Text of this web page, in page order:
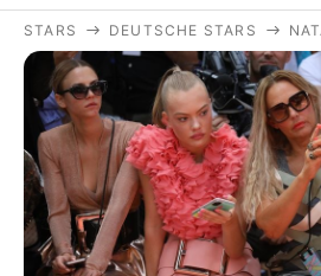
Royals
Stars
Filme &
Lifestyle
Familie &
STARS DEUTSCHE STARS